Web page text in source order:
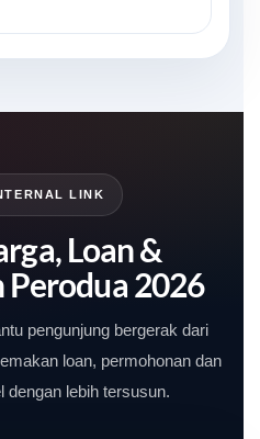
LINK
Loan &
2026
pengunjung bergerak dari
loan, permohonan dan
dengan lebih tersusun.